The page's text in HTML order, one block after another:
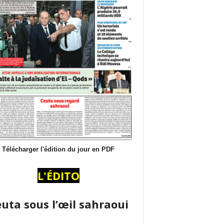
Télécharger l'édition du jour en PDF
L'ÉDITO
sous l’œil sahraoui